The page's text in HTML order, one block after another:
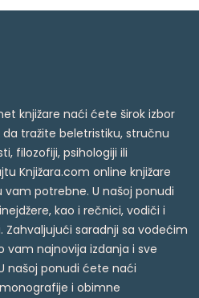
knjižare naći ćete širok izbor
da tražite beletristiku, stručnu
filozofiji, psihologiji ili
Knjižara.com online knjižare
potrebne. U našoj ponudi
kao i rečnici, vodiči i
Zahvaljujući saradnji sa vodećim
najnovija izdanja i sve
našoj ponudi ćete naći
i obimne